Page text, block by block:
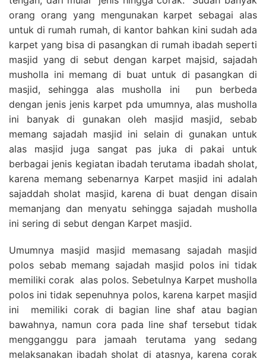
orang orang yang mengunakan karpet sebagai alas
untuk di rumah rumah, di kantor bahkan kini sudah ada
karpet yang bisa di pasangkan di rumah ibadah seperti
masjid yang di sebut dengan karpet majsid, sajadah
musholla ini memang di buat untuk di pasangkan di
masjid, sehingga alas musholla ini pun berbeda
dengan jenis jenis karpet pda umumnya, alas musholla
ini banyak di gunakan oleh masjid masjid, sebab
memang sajadah masjid ini selain di gunakan untuk
alas masjid juga sangat pas juka di pakai untuk
berbagai jenis kegiatan ibadah terutama ibadah sholat,
karena memang sebenarnya Karpet masjid ini adalah
sajaddah sholat masjid, karena di buat dengan disain
memanjang dan menyatu sehingga sajadah musholla
ini sering di sebut dengan Karpet masjid.
Umumnya masjid masjid memasang sajadah masjid
polos sebab memang sajadah masjid polos ini tidak
memiliki corak alas polos. Sebetulnya Karpet musholla
polos ini tidak sepenuhnya polos, karena karpet masjid
ini memiliki corak di bagian line shaf atau bagian
bawahnya, namun cora pada line shaf tersebut tidak
mengganggu para jamaah terutama yang sedang
melaksanakan ibadah sholat di atasnya, karena corak